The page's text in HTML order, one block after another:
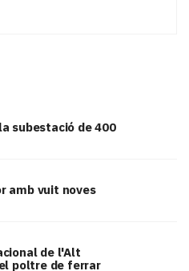
subestació de 400
amb vuit noves
de l'Alt
poltre de ferrar